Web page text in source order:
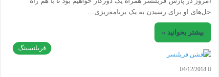
حل‌های او برای رسیدن به یک برنامه‌ریزی…
بیشتر بخوانید »
فریلنسینگ
04/12/2018